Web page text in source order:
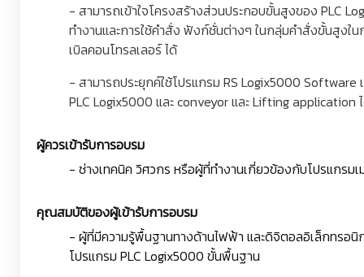
- สามารถเข้าใจโครงสร้างส่วนประกอบขั้นสูงของ PLC
ทำงานและการใช้คำสั่ง ฟังก์ชั่นต่างๆ ในกลุ่มคำสั่งขั้นสูงใน
เบิลคอนโทรลเลอร์ ได้
- สามารถประยุกค์ใช้โปรแกรม RS Logix5000 Software
PLC Logix5000 และ conveyor และ Lifting application
ผู้ควรเข้ารับการอบรม
- ช่างเทคนิค วิศวกร หรือผู้ที่ทำงานเกี่ยวข้องกับโปรแกรมเ
คุณสมบัติของผู้เข้ารับการอบรม
- ผู้ที่มีความรู้พื้นฐานทางด้านไฟฟ้า และดิจิตอลอิเล็กทรอ
โปรแกรม PLC Logix5000 ขั้นพื้นฐาน